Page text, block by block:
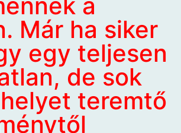
Már ha siker
egy teljesen
de sok
teremtő